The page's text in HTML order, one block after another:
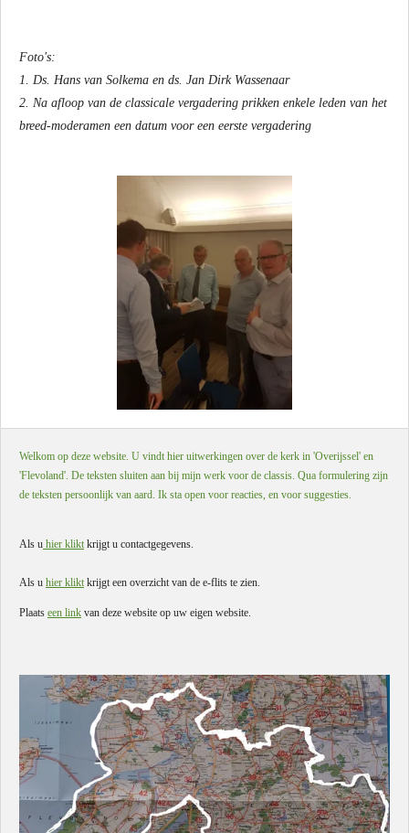
Foto's:
1. Ds. Hans van Solkema en ds. Jan Dirk Wassenaar
2. Na afloop van de classicale vergadering prikken enkele leden van het
breed-moderamen een datum voor een eerste vergadering
Welkom op deze website. U vindt hier uitwerkingen over de kerk in 'Overijssel' en
'Flevoland'. De teksten sluiten aan bij mijn werk voor de classis. Qua formulering zijn
de teksten persoonlijk van aard. Ik sta open voor reacties, en voor suggesties.
Als u hier klikt krijgt u contactgegevens.
Als u hier klikt krijgt een overzicht van de e-flits te zien.
Plaats een link van deze website op uw eigen website.